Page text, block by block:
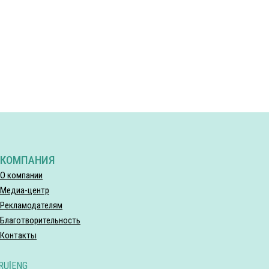
КОМПАНИЯ
О компании
Медиа-центр
Рекламодателям
Благотворительность
Контакты
|ENG